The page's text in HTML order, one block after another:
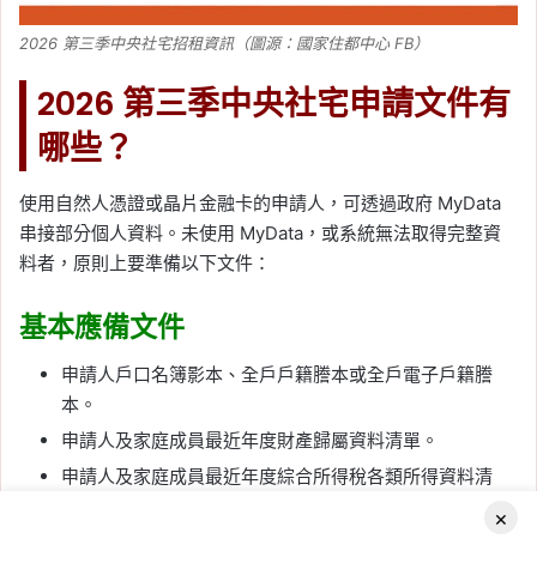
2026 第三季中央社宅招租資訊（圖源：國家住都中心 FB）
2026 第三季中央社宅申請文件有
哪些？
使用自然人憑證或晶片金融卡的申請人，可透過政府 MyData
串接部分個人資料。未使用 MyData，或系統無法取得完整資
料者，原則上要準備以下文件：
基本應備文件
申請人戶口名簿影本、全戶戶籍謄本或全戶電子戶籍謄
本。
申請人及家庭成員最近年度財產歸屬資料清單。
申請人及家庭成員最近年度綜合所得稅各類所得資料清
×